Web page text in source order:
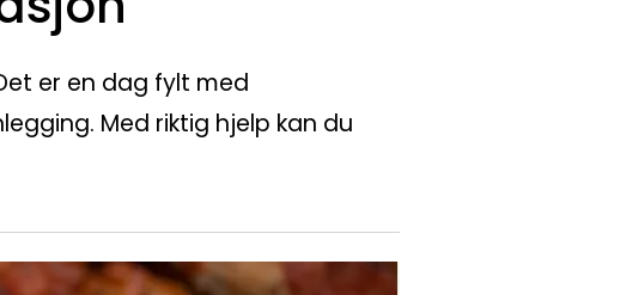
er en dag fylt med
Med riktig hjelp kan du